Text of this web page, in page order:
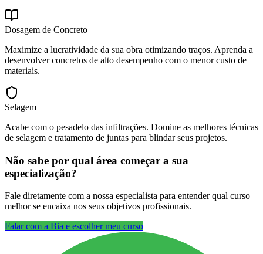
Dosagem de Concreto
Maximize a lucratividade da sua obra otimizando traços. Aprenda a
desenvolver concretos de alto desempenho com o menor custo de
materiais.
Selagem
Acabe com o pesadelo das infiltrações. Domine as melhores técnicas
de selagem e tratamento de juntas para blindar seus projetos.
Não sabe por qual área começar a sua
especialização?
Fale diretamente com a nossa especialista para entender qual curso
melhor se encaixa nos seus objetivos profissionais.
Falar com a Bia e escolher meu curso